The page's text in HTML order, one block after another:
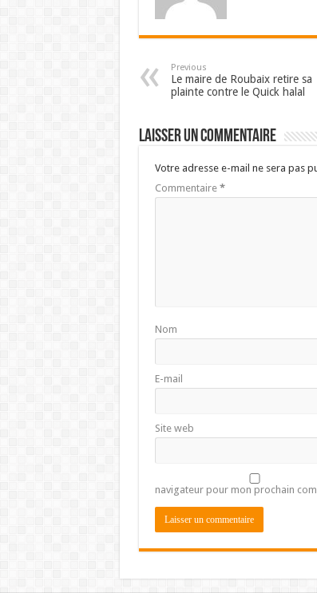
Previous
Le maire de Roubaix retire sa
plainte contre le Quick halal
Laisser un commentaire
Votre adresse e-mail ne sera pas
Commentaire *
Nom
E-mail
Site web
navigateur pour mon prochain